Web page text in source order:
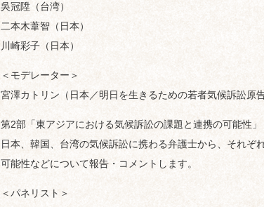
吳冠陞（台湾）
二本木葦智（日本）
川崎彩子（日本）
＜モデレーター＞
宮澤カトリン（日本／明日を生きるための若者気候訴訟原告
第2部「東アジアにおける気候訴訟の課題と連携の可能性」
日本、韓国、台湾の気候訴訟に携わる弁護士から、それぞ
可能性などについて報告・コメントします。
＜パネリスト＞